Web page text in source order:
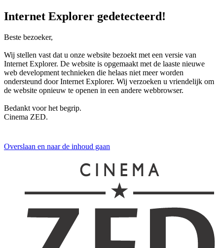
Internet Explorer gedetecteerd!
Beste bezoeker,
Wij stellen vast dat u onze website bezoekt met een versie van
Internet Explorer. De website is opgemaakt met de laaste nieuwe
web development technieken die helaas niet meer worden
ondersteund door Internet Explorer. Wij verzoeken u vriendelijk om
de website opnieuw te openen in een andere webbrowser.
Bedankt voor het begrip.
Cinema ZED.
Overslaan en naar de inhoud gaan